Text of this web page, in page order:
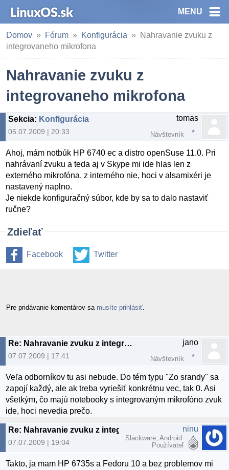
MENU
Domov Fórum Konfigurácia
Nahravanie zvuku z
integrovaneho mikrofona
Nahravanie zvuku z
integrovaneho mikrofona
Sekcia: Konfigurácia
05.07.2009 | 20:33
tomas
Návštevník
Ahoj, mám notbúk HP 6740 ec a distro openSuse 11.0. Pri
nahrávaní zvuku a teda aj v Skype mi ide hlas len z
externého mikrofóna, z interného nie, hoci v alsamixéri je
nastavený naplno.
Je niekde konfiguračný súbor, kde by sa to dalo nastaviť
ručne?
Zdieľať
Facebook Twitter
Pre pridávanie komentárov sa musíte prihlásiť
Re: Nahravanie zvuku z integrovaneho mikrofona
07.07.2009 | 17:41
jano
Návštevník
Veľa odborníkov tu asi nebude. Do tém typu "Zo srandy" sa
zapojí každý, ale ak treba vyriešiť konkrétnu vec, tak 0. Asi
všetkým, čo majú notebooky s integrovaným mikrofóno zvuk
ide, hoci nevedia prečo.
07.07.2009 | 19:04
ninu
Slackware, Android
Používateľ
Takto, ja mam HP 6735s a Fedoru 10 a bez problemov mi